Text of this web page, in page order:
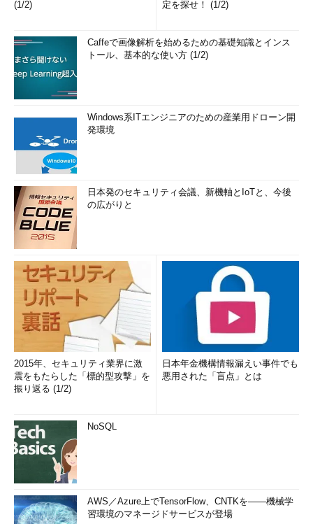
(1/2)
定を探せ！ (1/2)
Caffeで画像解析を始めるための基礎知識とインス
トール、基本的な使い方 (1/2)
Windows系ITエンジニアのための産業用ドローン開
発環境
日本発のセキュリティ会議、新機軸とIoTと、今後
の広がりと
2015年、セキュリティ業界に激
震をもたらした「標的型攻撃」を
振り返る (1/2)
日本年金機構情報漏えい事件でも
悪用された「盲点」とは
NoSQL
AWS／Azure上でTensorFlow、CNTKを――機械学
習環境のマネージドサービスが登場